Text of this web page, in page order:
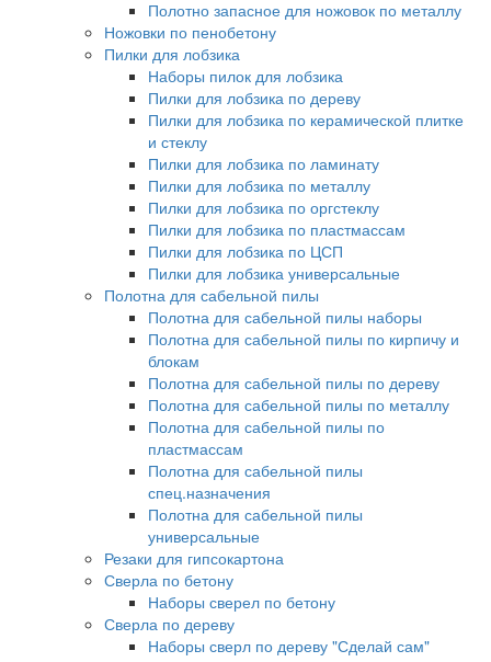
Полотно запасное для ножовок по металлу
Ножовки по пенобетону
Пилки для лобзика
Наборы пилок для лобзика
Пилки для лобзика по дереву
Пилки для лобзика по керамической плитке
и стеклу
Пилки для лобзика по ламинату
Пилки для лобзика по металлу
Пилки для лобзика по оргстеклу
Пилки для лобзика по пластмассам
Пилки для лобзика по ЦСП
Пилки для лобзика универсальные
Полотна для сабельной пилы
Полотна для сабельной пилы наборы
Полотна для сабельной пилы по кирпичу и
блокам
Полотна для сабельной пилы по дереву
Полотна для сабельной пилы по металлу
Полотна для сабельной пилы по
пластмассам
Полотна для сабельной пилы
спец.назначения
Полотна для сабельной пилы
универсальные
Резаки для гипсокартона
Сверла по бетону
Наборы сверел по бетону
Сверла по дереву
Наборы сверл по дереву "Сделай сам"